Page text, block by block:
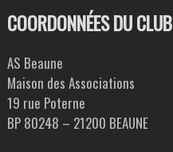
COORDONNÉES DU CLUB
AS Beaune
Maison des Associations
19 rue Poterne
BP 80248 – 21200 BEAUNE